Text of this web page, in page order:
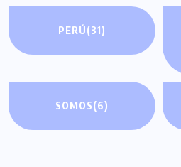
PERÚ(31)
SOMOS(6)